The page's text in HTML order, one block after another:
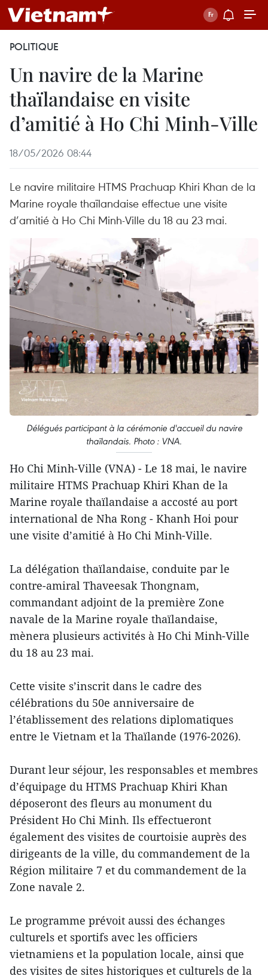
POLITIQUE
Un navire de la Marine
thaïlandaise en visite
d’amitié à Ho Chi Minh-Ville
18/05/2026 08:44
Le navire militaire HTMS Prachuap Khiri Khan de la
Marine royale thaïlandaise effectue une visite
d’amitié à Ho Chi Minh-Ville du 18 au 23 mai.
Délégués participant à la cérémonie d'accueil du navire
thaïlandais. Photo : VNA.
Ho Chi Minh-Ville (VNA) - Le 18 mai, le navire
militaire HTMS Prachuap Khiri Khan de la
Marine royale thaïlandaise a accosté au port
international de Nha Rong - Khanh Hoi pour
une visite d’amitié à Ho Chi Minh-Ville.
La délégation thaïlandaise, conduite par le
contre-amiral Thaveesak Thongnam,
commandant adjoint de la première Zone
navale de la Marine royale thaïlandaise,
mènera plusieurs activités à Ho Chi Minh-Ville
du 18 au 23 mai.
Cette visite s’inscrit dans le cadre des
célébrations du 50e anniversaire de
l’établissement des relations diplomatiques
entre le Vietnam et la Thaïlande (1976-2026).
Durant leur séjour, les responsables et membres
d’équipage du HTMS Prachuap Khiri Khan
déposeront des fleurs au monument du
Président Ho Chi Minh. Ils effectueront
également des visites de courtoisie auprès des
dirigeants de la ville, du commandement de la
Région militaire 7 et du commandement de la
Zone navale 2.
Le programme prévoit aussi des échanges
culturels et sportifs avec les officiers
vietnamiens et la population locale, ainsi que
des visites de sites historiques et culturels de la